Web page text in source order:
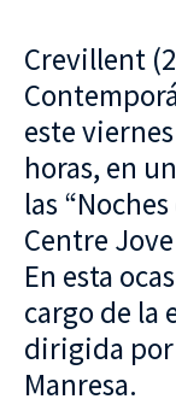
Crevillent
este
horas, en
las
Centre
En esta
cargo de la
dirigida
Manresa.